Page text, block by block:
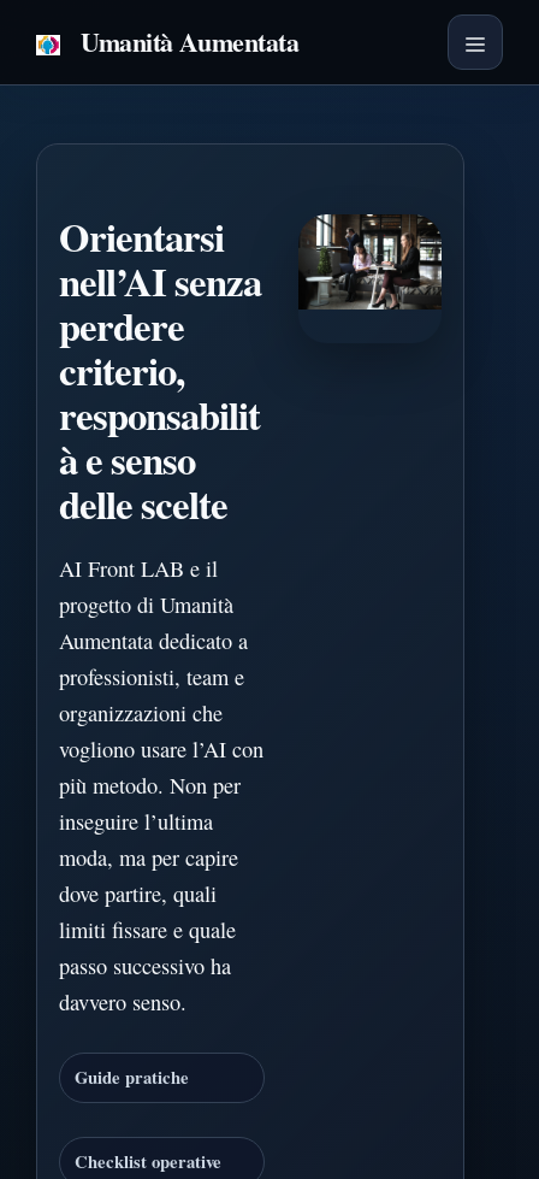
contenuto
Umanità Aumentata
Menu
Orientarsi
nell’AI senza
perdere
criterio,
responsabilit
à e senso
delle scelte
AI Front LAB e il
progetto di Umanità
Aumentata dedicato a
professionisti, team e
organizzazioni che
vogliono usare l’AI con
più metodo. Non per
inseguire l’ultima
moda, ma per capire
dove partire, quali
limiti fissare e quale
passo successivo ha
davvero senso.
Guide pratiche
Checklist operative